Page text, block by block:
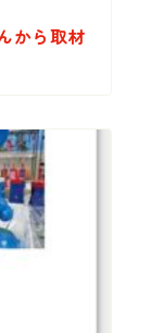
から取材